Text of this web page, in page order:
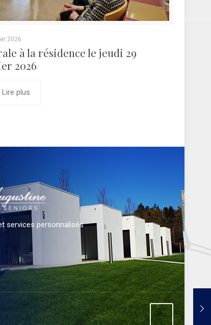
2026
à la résidence le jeudi 29
2026
Lire plus
services personnalisés